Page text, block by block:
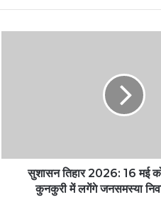
सुशासन तिहार 2026: 16 मई
कुनकुरी में लगेंगे जनसमस्या